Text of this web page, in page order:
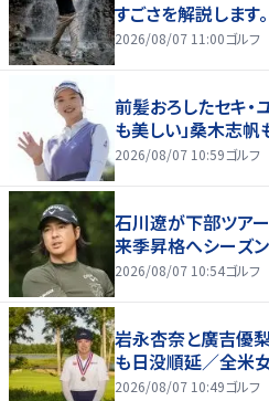
すごさを解説します。
2026/08/07 11:00ゴルフ
前髪おろしたセキ・
も美しい」桑木志帆
2026/08/07 10:59ゴルフ
石川遼が下部ツア
来季昇格へシーズ
2026/08/07 10:54ゴルフ
岩永杏奈と廣吉優
も日没順延／全米
2026/08/07 10:49ゴルフ